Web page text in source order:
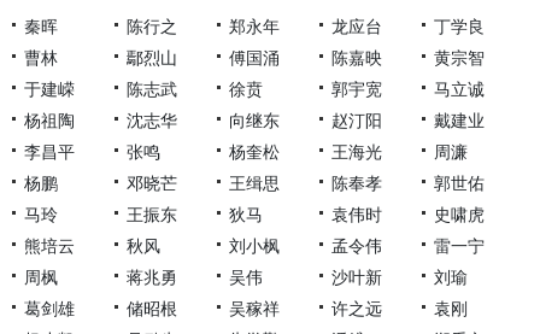
秦晖 陈行之 郑永年 龙应台
丁学良
曹林
鄢烈山 傅国涌 陈嘉映
黄宗智
于建嵘
陈志武 徐贲 郭宇宽
马立诚
杨祖陶
沈志华 向继东 赵汀阳
戴建业
李昌平
张鸣 杨奎松 王海光
周濂
杨鹏
邓晓芒 王缉思 陈奉孝
郭世佑
马玲
王振东 狄马 袁伟时
史啸虎
熊培云
秋风 刘小枫 孟令伟
雷一宁
周枫
蒋兆勇 吴伟 沙叶新
刘瑜
葛剑雄
储昭根 吴稼祥 许之远
袁刚